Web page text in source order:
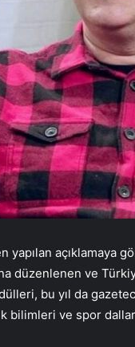
açıklamaya
düzenlenen ve
bu yıl da
bilimleri ve spor